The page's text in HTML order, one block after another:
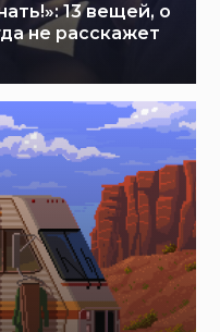
13 вещей, о
не расскажет